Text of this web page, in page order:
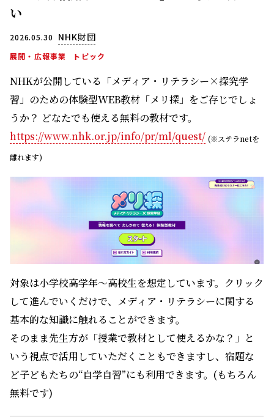
い
2026.05.30 NHK財団
展開・広報事業 トピック
NHKが公開している「メディア・リテラシー×探究学
習」のための体験型WEB教材「メリ探」をご存じでしょ
うか？ どなたでも使える無料の教材です。
https://www.nhk.or.jp/info/pr/ml/quest/ (※ステラnetを
離れます)
対象は小学校高学年～高校生を想定しています。クリック
して進んでいくだけで、メディア・リテラシーに関する
基本的な知識に触れることができます。
そのまま先生方が「授業で教材として使えるかな？」と
いう視点で活用していただくこともできますし、宿題な
ど子どもたちの“自学自習”にも利用できます。(もちろん
無料です)